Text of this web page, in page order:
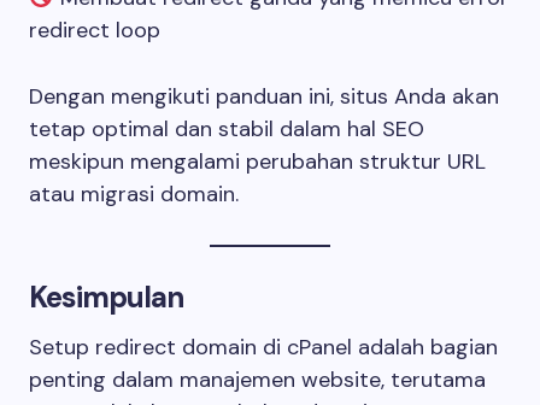
redirect loop
Dengan mengikuti panduan ini, situs Anda akan
tetap optimal dan stabil dalam hal SEO
meskipun mengalami perubahan struktur URL
atau migrasi domain.
Kesimpulan
Setup redirect domain di cPanel adalah bagian
penting dalam manajemen website, terutama